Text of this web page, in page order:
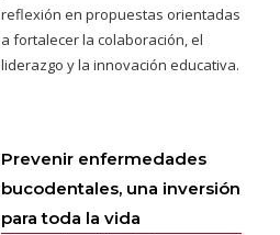
reflexión en propuestas orientadas
a fortalecer la colaboración, el
liderazgo y la innovación educativa.
Prevenir enfermedades
bucodentales, una inversión
para toda la vida